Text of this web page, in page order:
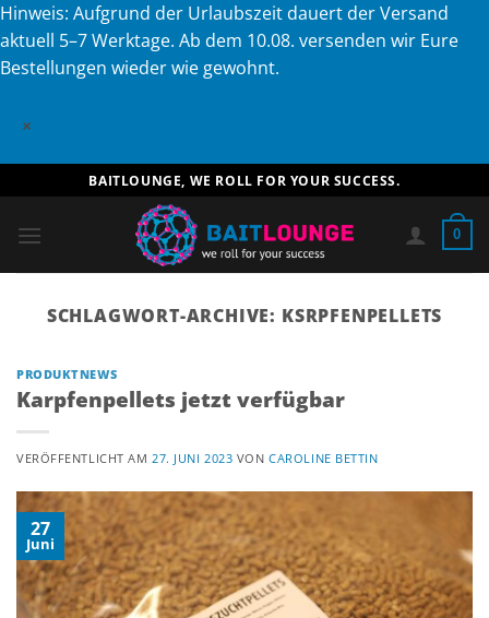
Hinweis: Aufgrund der Urlaubszeit dauert der Versand
aktuell 5–7 Werktage. Ab dem 10.08. versenden wir Eure
Bestellungen wieder wie gewohnt.
×
Inhalt
springen
BAITLOUNGE, WE ROLL FOR YOUR SUCCESS.
0
SCHLAGWORT-ARCHIVE: KSRPFENPELLETS
PRODUKTNEWS
Karpfenpellets jetzt verfügbar
VERÖFFENTLICHT AM 27. JUNI 2023 VONCAROLINE BETTIN
27
Juni